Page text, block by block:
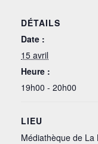
DÉTAILS
Date :
15 avril
Heure :
19h00 - 20h00
LIEU
Médiathèque de La